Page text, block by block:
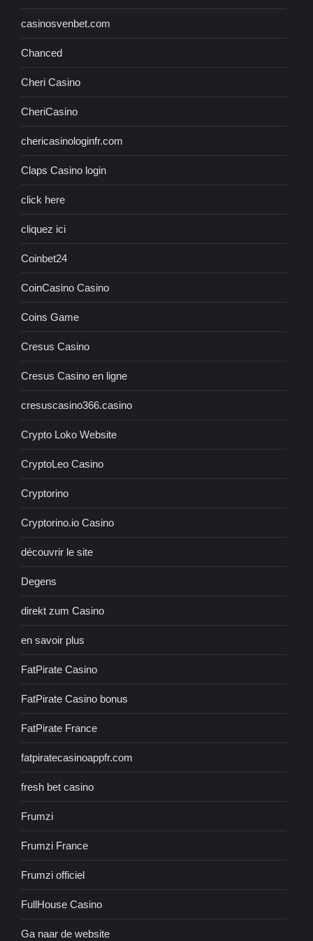
casinosvenbet.com
Chanced
Cheri Casino
CheriCasino
chericasinologinfr.com
Claps Casino login
click here
cliquez ici
Coinbet24
CoinCasino Casino
Coins Game
Cresus Casino
Cresus Casino en ligne
cresuscasino366.casino
Crypto Loko Website
CryptoLeo Casino
Cryptorino
Cryptorino.io Casino
découvrir le site
Degens
direkt zum Casino
en savoir plus
FatPirate Casino
FatPirate Casino bonus
FatPirate France
fatpiratecasinoappfr.com
fresh bet casino
Frumzi
Frumzi France
Frumzi officiel
FullHouse Casino
Ga naar de website